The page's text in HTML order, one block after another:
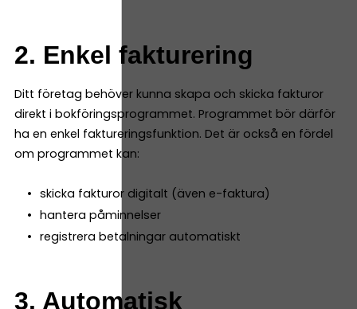
2. Enkel fakturering
Ditt företag behöver kunna skapa och skicka fakturor
direkt i bokföringsprogrammet. Programmet bör därför
ha en enkel faktureringsfunktion. Det är också en fördel
om programmet kan:
skicka fakturor digitalt (även e-faktura)
hantera påminnelser
registrera betalningar automatiskt
3. Automatisk